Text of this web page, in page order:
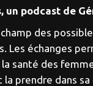
un podcast de
des
Les échanges
santé des
la prendre dans